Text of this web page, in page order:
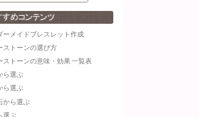
ーメイドブレスレット作成
ストーンの選び方
ストーンの意味・効果 一覧表
ら選ぶ
ら選ぶ
から選ぶ
選ぶ